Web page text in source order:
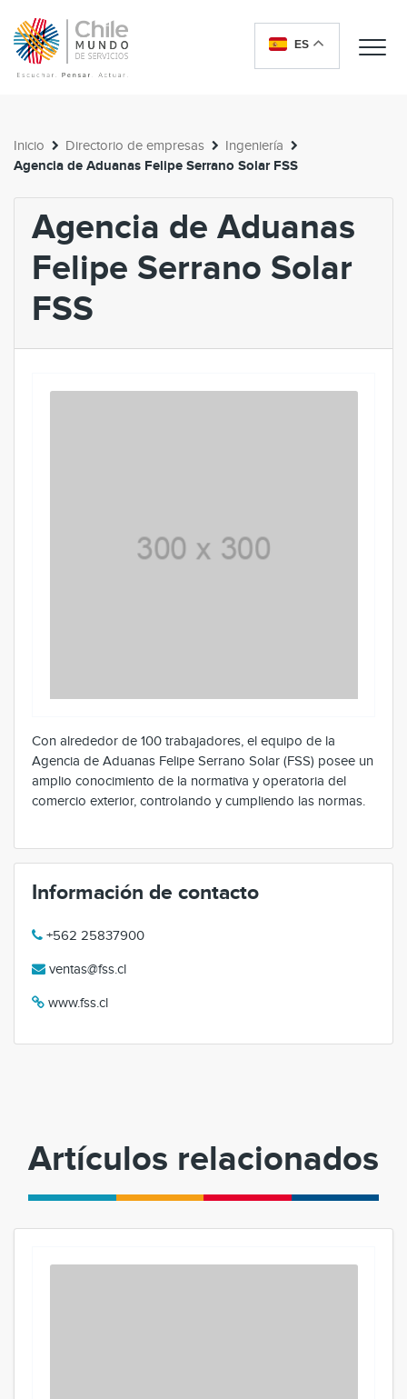
ES
Inicio Directorio de empresas Ingeniería
Agencia de Aduanas Felipe Serrano Solar FSS
Agencia de Aduanas
Felipe Serrano Solar
FSS
Con alrededor de 100 trabajadores, el equipo de la
Agencia de Aduanas Felipe Serrano Solar (FSS) posee un
amplio conocimiento de la normativa y operatoria del
comercio exterior, controlando y cumpliendo las normas.
Información de contacto
+562 25837900
ventas@fss.cl
www.fss.cl
Artículos relacionados